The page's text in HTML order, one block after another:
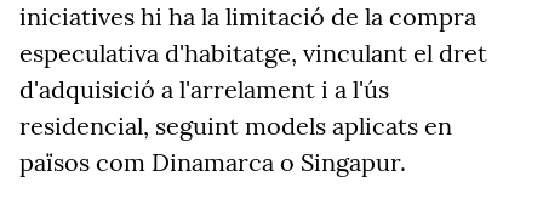
iniciatives hi ha la limitació de la compra
especulativa d'habitatge, vinculant el dret
d'adquisició a l'arrelament i a l'ús
residencial, seguint models aplicats en
països com Dinamarca o Singapur.